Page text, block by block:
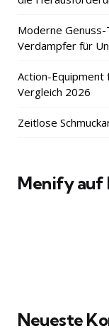
Moderne
Verdampfer für
Action-Equipment
Vergleich 2026
Zeitlose
Menify auf
Neueste